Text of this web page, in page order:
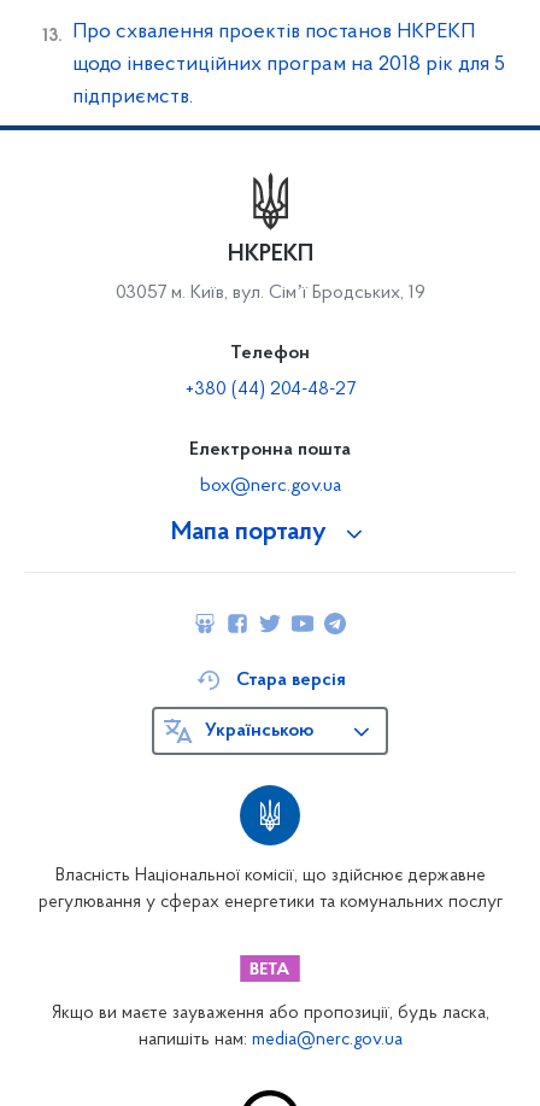
Про схвалення проектів постанов НКРЕКП
щодо інвестиційних програм на 2018 рік для 5
підприємств.
Мапа порталу
НКРЕКП
03057 м. Київ, вул. Сімʼї Бродських, 19
Телефон
+380 (44) 204-48-27
Електронна пошта
box@nerc.gov.ua
Власність Національної комісії, що здійснює державне
регулювання у сферах енергетики та комунальних послуг
Стара версія
Українською
Якщо ви маєте зауваження або пропозиції, будь ласка,
напишіть нам: media@nerc.gov.ua